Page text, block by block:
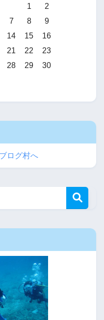
1
2
7 8
9
14 15
16
21 22
23
28 29
30